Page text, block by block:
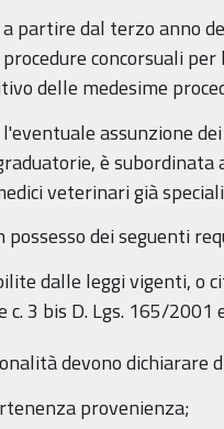
partire dal terzo anno
concorsuali
delle medesime
assunzione
è subordinata
veterinari già
possesso dei seguenti
dalle leggi vigenti, o
3 bis D. Lgs. 165/2001
devono dichiarare
provenienza;